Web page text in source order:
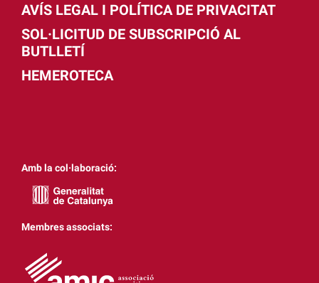
AVÍS LEGAL I POLÍTICA DE PRIVACITAT
SOL·LICITUD DE SUBSCRIPCIÓ AL
BUTLLETÍ
HEMEROTECA
Amb la col·laboració:
Membres associats: